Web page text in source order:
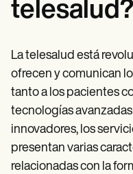
telesalud?
La telesalud está
ofrecen y comunican
tanto a los pacientes
tecnologías
innovadores, los
presentan varias
relacionadas con la